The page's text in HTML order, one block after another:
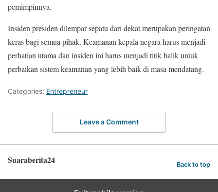
pemimpinnya.
Insiden presiden dilempar sepatu dari dekat merupakan peringatan
keras bagi semua pihak. Keamanan kepala negara harus menjadi
perhatian utama dan insiden ini harus menjadi titik balik untuk
perbaikan sistem keamanan yang lebih baik di masa mendatang.
Categories: Entrepreneur
Leave a Comment
Suaraberita24 Back to top